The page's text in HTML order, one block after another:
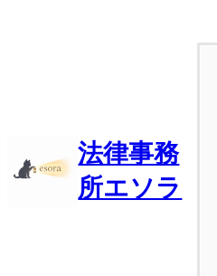
法律事務
所エソラ